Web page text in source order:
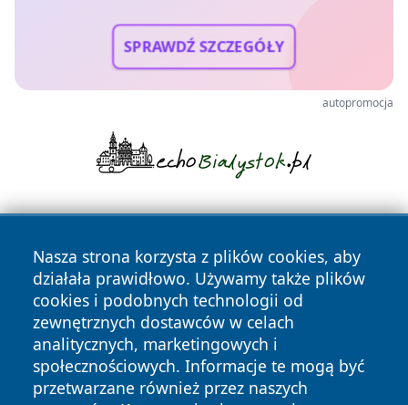
SPRAWDŹ SZCZEGÓŁY
autopromocja
Nasza strona korzysta z plików cookies, aby
działała prawidłowo. Używamy także plików
cookies i podobnych technologii od
zewnętrznych dostawców w celach
analitycznych, marketingowych i
społecznościowych. Informacje te mogą być
przetwarzane również przez naszych
Copyright © 2026 wrotachorzowa.pl Wszystkie prawa
zastrzeżone.